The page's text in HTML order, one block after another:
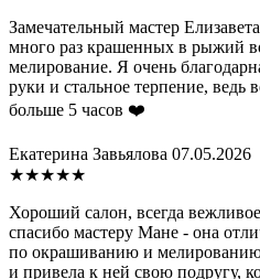
Замечательный мастер
много раз крашенных в рыжий
мелирование. Я очень
руки и стальное терпение, ведь
больше 5 часов ❤️
Екатерина Завьялова 07.05.2026
★★★★★
Хороший салон, всегда
спасибо мастеру Мане - она
по окрашиванию и
и привела к ней свою подругу,